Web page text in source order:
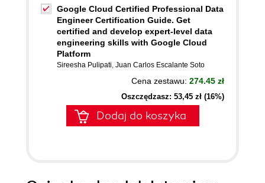
Google Cloud Certified Professional Data
Engineer Certification Guide. Get
certified and develop expert-level data
engineering skills with Google Cloud
Platform
Sireesha Pulipati, Juan Carlos Escalante Soto
Cena zestawu: 274.45 zł
Oszczędzasz: 53,45 zł (16%)
Dodaj do koszyka